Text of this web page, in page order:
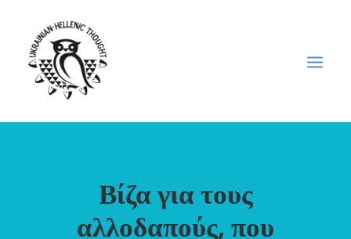
НЕДІЛЬНА ШКОЛА
ФОРУМ УКРАЇНСЬКОЇ ДІАСПОРИ В ГРЕЦІЇ
Βίζα για τους
αλλοδαπούς, που